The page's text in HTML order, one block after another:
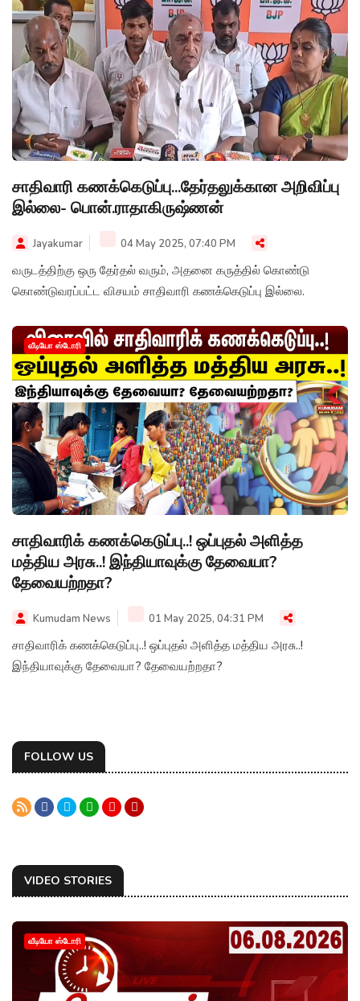
சாதிவாரி கணக்கெடுப்பு...தேர்தலுக்கான அறிவிப்பு
இல்லை- பொன்.ராதாகிருஷ்ணன்
Jayakumar 04 May 2025, 07:40 PM
வருடத்திற்கு ஒரு தேர்தல் வரும், அதனை கருத்தில் கொண்டு
கொண்டுவரப்பட்ட விசயம் சாதிவாரி கணக்கெடுப்பு இல்லை.
வீடியோ ஸ்டோரி
சாதிவாரிக் கணக்கெடுப்பு..! ஒப்புதல் அளித்த
மத்திய அரசு..! இந்தியாவுக்கு தேவையா?
தேவையற்றதா?
Kumudam News 01 May 2025, 04:31 PM
சாதிவாரிக் கணக்கெடுப்பு..! ஒப்புதல் அளித்த மத்திய அரசு..!
இந்தியாவுக்கு தேவையா? தேவையற்றதா?
FOLLOW US
VIDEO STORIES
வீடியோ ஸ்டோரி